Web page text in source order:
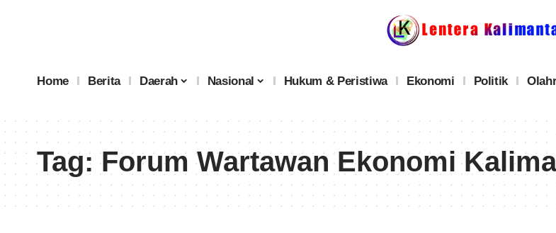
Home Berita Daerah Nasional Hukum & Peristiwa Ekonomi Politik
Tag:Forum Wartawan Ekonomi